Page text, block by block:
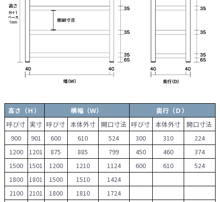
高さ（Ｈ） 横幅（Ｗ）
奥行（Ｄ）
呼び寸 実寸 呼び寸 本体外寸 開口寸法 呼び寸 本体外寸
開口寸法
900
901 600 610 524 300 310
224
1200
1201 875 885 799 450 460
374
1500
1501 1200 1210 1124 600 610
524
1800
1801 1500 1510
1424
2100
2101 1800 1810
1724